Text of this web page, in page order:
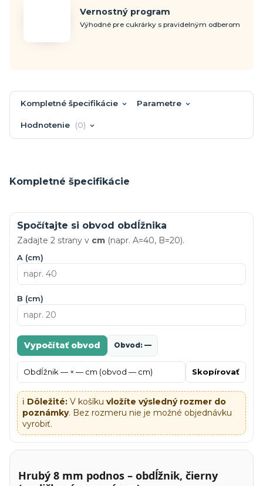
Vernostný program
Výhodné pre cukrárky s pravidelným odberom
Kompletné špecifikácie Parametre
Hodnotenie 0
Kompletné špecifikácie
Spočítajte si obvod obdĺžnika
Zadajte 2 strany v cm (napr. A=40, B=20).
A (cm)
B (cm)
Vypočítať obvod Obvod: —
Skopírovať
ℹ️ Dôležité: V košíku vložíte výsledný rozmer do
poznámky. Bez rozmeru nie je možné objednávku
vyrobiť.
Hrubý 8 mm podnos – obdĺžnik, čierny